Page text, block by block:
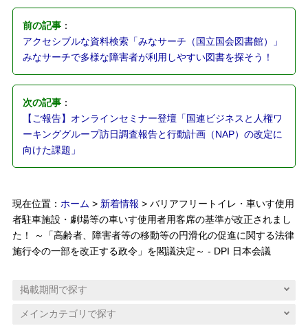
前の記事：
アクセシブルな資料検索「みなサーチ（国立国会図書館）」
みなサーチで多様な障害者が利用しやすい図書を探そう！
次の記事：
【ご報告】オンラインセミナー登壇「国連ビジネスと人権ワ
ーキンググループ訪日調査報告と行動計画（NAP）の改定に
向けた課題」
現在位置： ホーム > 新着情報 > バリアフリートイレ・車いす使用
者駐車施設・劇場等の車いす使用者用客席の基準が改正されまし
た！ ～「高齢者、障害者等の移動等の円滑化の促進に関する法律
施行令の一部を改正する政令」を閣議決定～ - DPI 日本会議